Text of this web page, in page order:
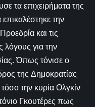
τα επιχειρήματα της
την
και τις
λόγους για την
Όπως τόνισε ο
της Δημοκρατίας
την κυρία Ολγκίν
Γκουτέρες πως